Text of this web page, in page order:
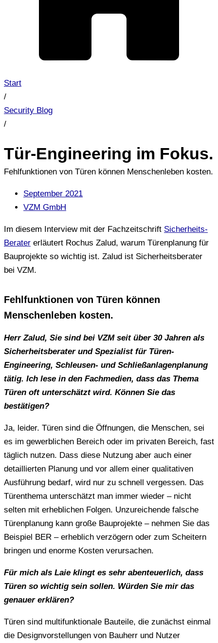
Start
/
Security Blog
/
Tür-Engineering im Fokus.
Fehlfunktionen von Türen können Menschenleben kosten.
September 2021
VZM GmbH
Im diesem Interview mit der Fachzeitschrift Sicherheits-
Berater erläutert Rochus Zalud, warum Türenplanung für
Bauprojekte so wichtig ist. Zalud ist Sicherheitsberater
bei VZM.
Fehlfunktionen von Türen können
Menschenleben kosten.
Herr Zalud, Sie sind bei VZM seit über 30 Jahren als
Sicherheitsberater und Spezialist für Türen-
Engineering, Schleusen- und Schließanlagenplanung
tätig. Ich lese in den Fachmedien, dass das Thema
Türen oft unterschätzt wird. Können Sie das
bestätigen?
Ja, leider. Türen sind die Öffnungen, die Menschen, sei
es im gewerblichen Bereich oder im privaten Bereich, fast
täglich nutzen. Dass diese Nutzung aber auch einer
detaillierten Planung und vor allem einer qualitativen
Ausführung bedarf, wird nur zu schnell vergessen. Das
Türenthema unterschätzt man immer wieder – nicht
selten mit erheblichen Folgen. Unzureichende falsche
Türenplanung kann große Bauprojekte – nehmen Sie das
Beispiel BER – erheblich verzögern oder zum Scheitern
bringen und enorme Kosten verursachen.
Für mich als Laie klingt es sehr abenteuerlich, dass
Türen so wichtig sein sollen. Würden Sie mir das
genauer erklären?
Türen sind multifunktionale Bauteile, die zunächst einmal
die Designvorstellungen von Bauherr und Nutzer